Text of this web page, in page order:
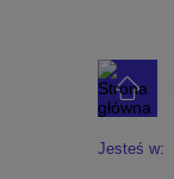
Jesteś w: